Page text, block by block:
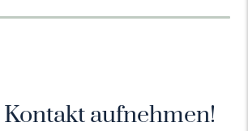
aufnehmen!